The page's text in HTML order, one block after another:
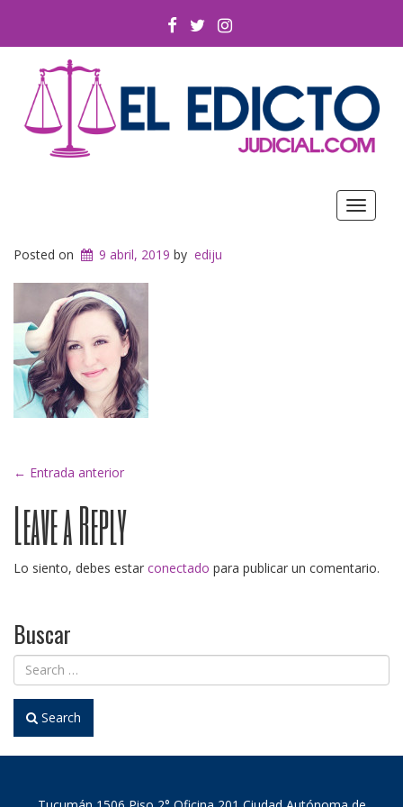
FACEBOOK
TWITTERINSTAGRAM
Toggle
Posted on
9 abril, 2019 by ediju
Post
navigation
← Entrada anterior
Leave a Reply
Lo siento, debes estar conectado para publicar un comentario.
Buscar
Search